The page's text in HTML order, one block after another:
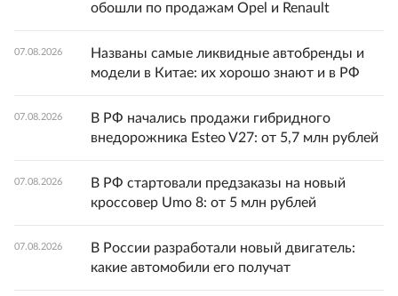
обошли по продажам Opel и Renault
07.08.2026
Названы самые ликвидные автобренды и
модели в Китае: их хорошо знают и в РФ
07.08.2026
В РФ начались продажи гибридного
внедорожника Esteo V27: от 5,7 млн рублей
07.08.2026
В РФ стартовали предзаказы на новый
кроссовер Umo 8: от 5 млн рублей
07.08.2026
В России разработали новый двигатель:
какие автомобили его получат